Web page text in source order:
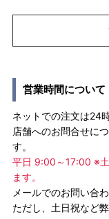
営業時間について
ネットでの注文は24
店舗へのお問合せに
す。
平日 9:00～17:00 ※
ます。
メールでのお問い合
ただし、土日祝など